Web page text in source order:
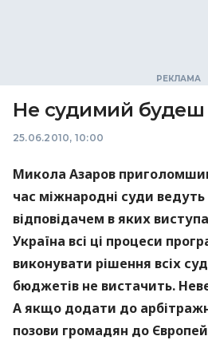
Не судимий будеш
25.06.2010, 10:00
Микола Азаров
час міжнародні суди ведуть
відповідачем в яких
Україна всі ці процеси
виконувати рішення всіх
бюджетів не вистачить.
А якщо додати до
позови громадян до